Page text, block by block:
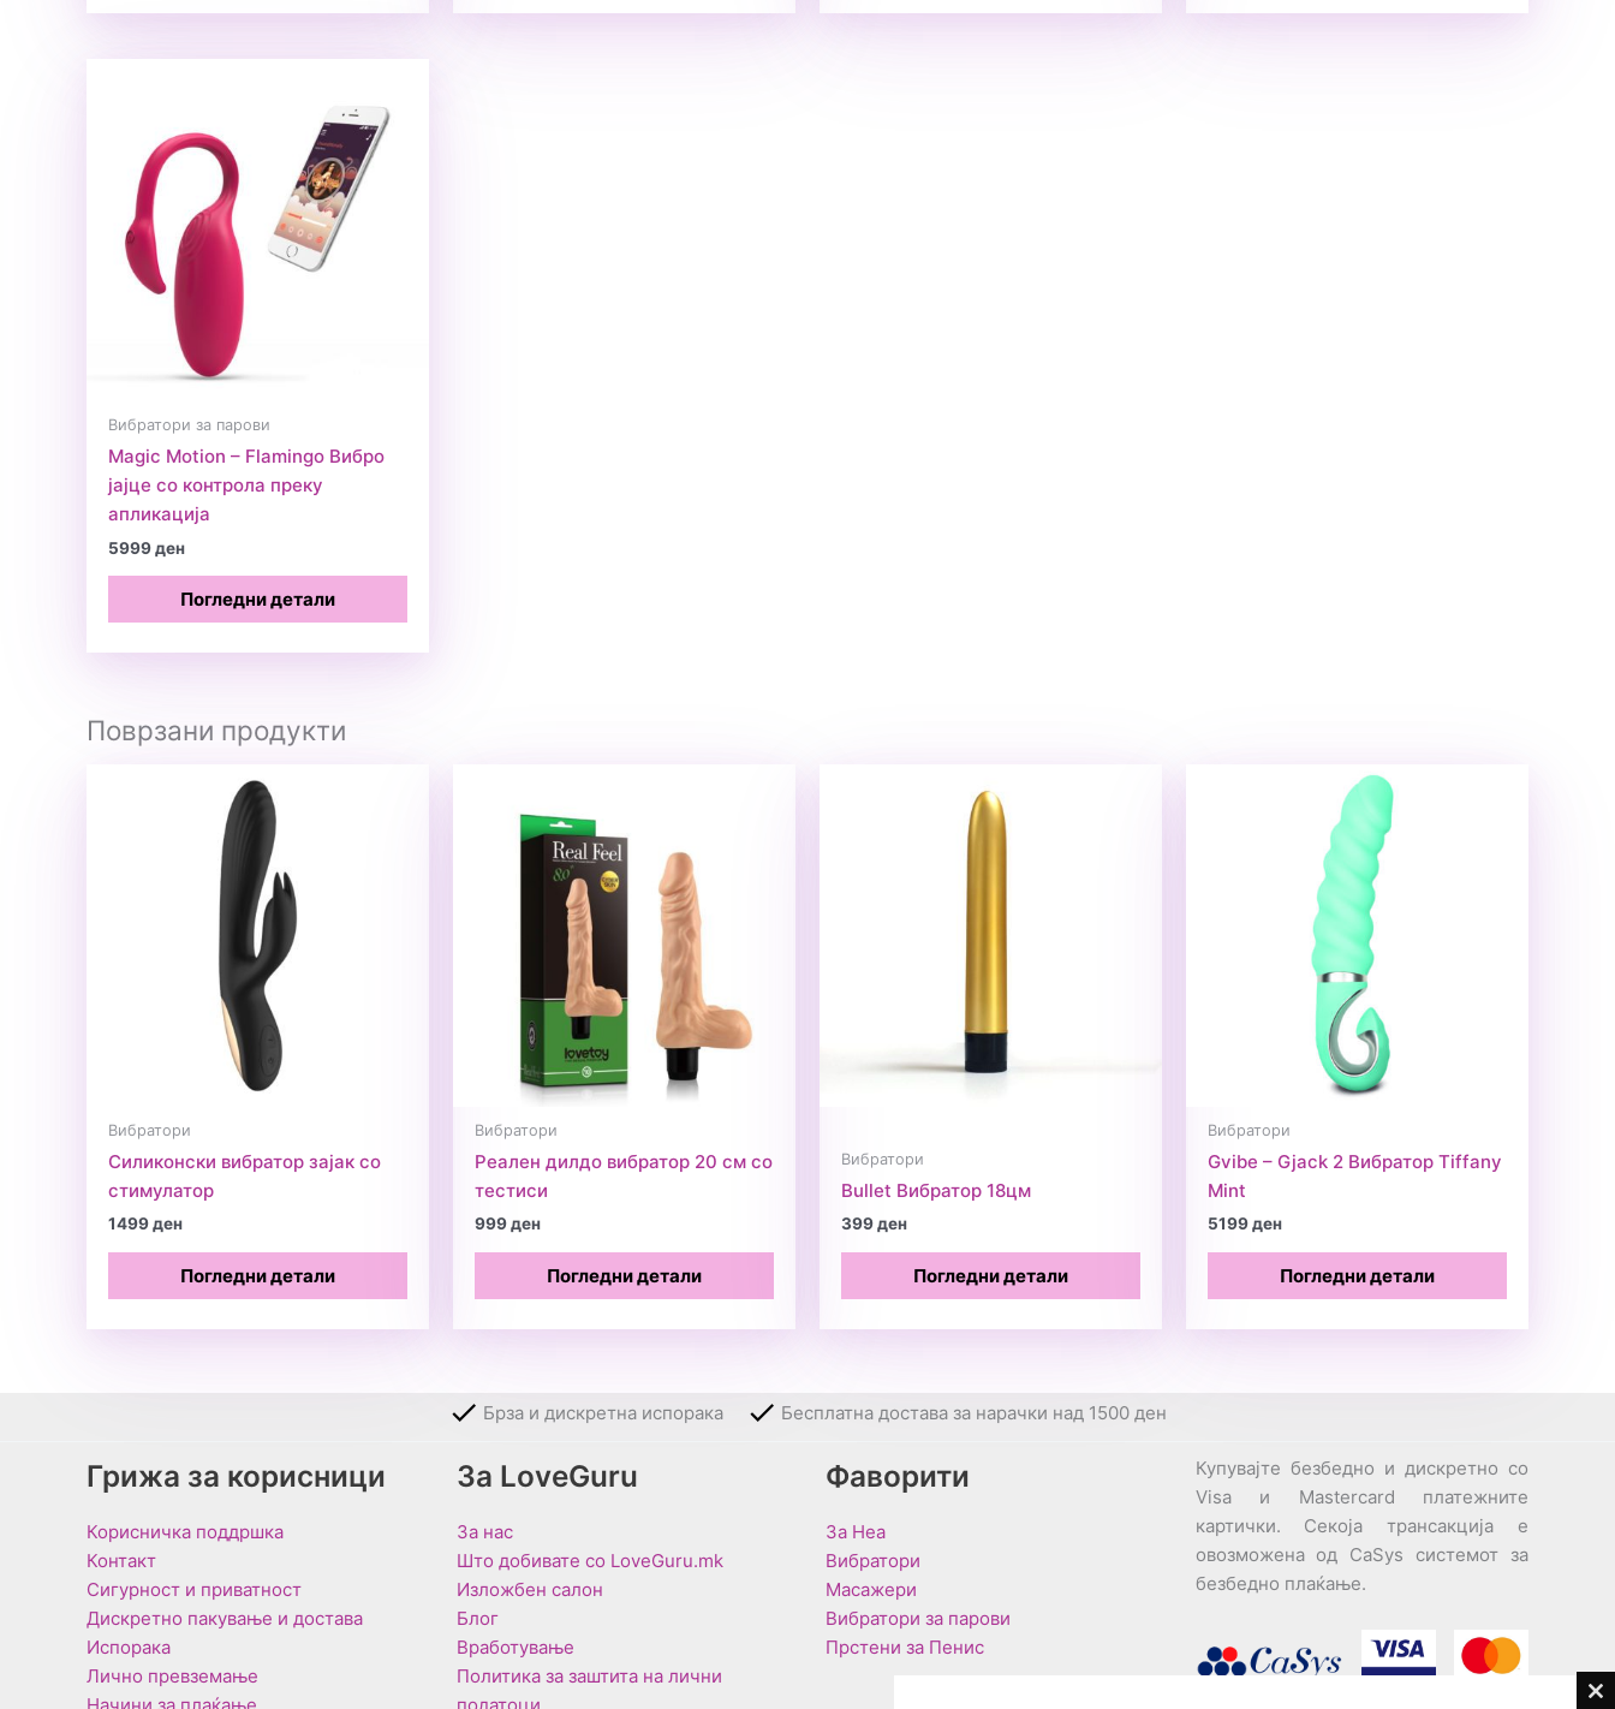
Вибратори за парови
Magic Motion – Flamingo Вибро
јајце со контрола преку
апликација
5999ден
Погледни детали
Поврзани продукти
Вибратори
Силиконски вибратор зајак со
стимулатор
1499ден
Погледни детали
Вибратори
Реален дилдо вибратор 20 см со
тестиси
999ден
Погледни детали
Вибратори
Bullet Вибратор 18цм
399ден
Погледни детали
Вибратори
Gvibe – Gjack 2 Вибратор Tiffany
Mint
5199ден
Погледни детали
Брза и дискретна испорака Бесплатна достава за нарачки над 1500 ден
Грижа за корисници
Корисничка поддршка
Контакт
Сигурност и приватност
Дискретно пакување и достава
Испорака
Лично превземање
За LoveGuru
За нас
Што добивате со LoveGuru.mk
Изложбен салон
Блог
Вработување
Политика за заштита на лични
Фаворити
За Неа
Вибратори
Масажери
Вибратори за парови
Прстени за Пенис
Купувајте безбедно и дискретно со
Visa и Mastercard платежните
картички. Секоја трансакција е
овозможена од CaSys системот за
безбедно плаќање.